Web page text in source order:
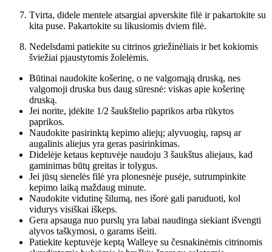
Tvirta, didele mentele atsargiai apverskite filė ir pakartokite su
kita puse. Pakartokite su likusiomis dviem filė.
Nedelsdami patiekite su citrinos griežinėliais ir bet kokiomis
šviežiai pjaustytomis žolelėmis.
Būtinai naudokite košerinę, o ne valgomąją druską, nes
valgomoji druska bus daug sūresnė: viskas apie košerinę
druską.
Jei norite, įdėkite 1/2 šaukštelio paprikos arba rūkytos
paprikos.
Naudokite pasirinktą kepimo aliejų; alyvuogių, rapsų ar
augalinis aliejus yra geras pasirinkimas.
Didelėje ketaus keptuvėje naudoju 3 šaukštus aliejaus, kad
gaminimas būtų greitas ir tolygus.
Jei jūsų sienelės filė yra plonesnėje pusėje, sutrumpinkite
kepimo laiką maždaug minute.
Naudokite vidutinę šilumą, nes išorė gali paruduoti, kol
vidurys visiškai iškeps.
Gera apsauga nuo purslų yra labai naudinga siekiant išvengti
alyvos taškymosi, o garams išeiti.
Patiekite keptuvėje keptą Walleye su česnakinėmis citrinomis